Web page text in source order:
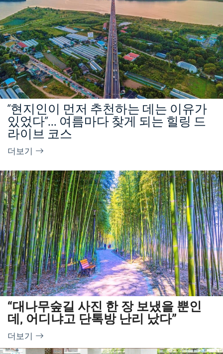
“현지인이 먼저 추천하는 데는 이유가
있었다”… 여름마다 찾게 되는 힐링 드
라이브 코스
더보기
“대나무숲길 사진 한 장 보냈을 뿐인
데, 어디냐고 단톡방 난리 났다”
더보기